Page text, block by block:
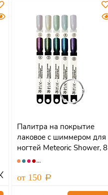
Палитра на покрытие
лаковое с шиммером для
ногтей Meteoric Shower, 8
мл, IRISK
от 150